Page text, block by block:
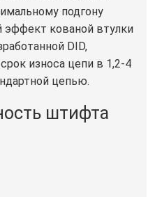
подгону
эффект кованой втулки
DID,
износа цепи в 1,2-4
цепью.
штифта